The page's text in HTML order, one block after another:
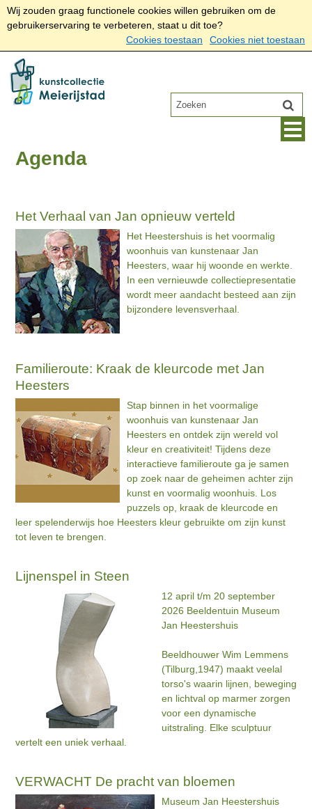
Wij zouden graag functionele cookies willen gebruiken om de
gebruikerservaring te verbeteren, staat u dit toe?
Cookies toestaan
Cookies niet toestaan
Agenda
Het Verhaal van Jan opnieuw verteld
Het Heestershuis is het voormalig
woonhuis van kunstenaar Jan
Heesters, waar hij woonde en werkte.
In een vernieuwde collectiepresentatie
wordt meer aandacht besteed aan zijn
bijzondere levensverhaal.
Familieroute: Kraak de kleurcode met Jan
Heesters
Stap binnen in het voormalige
woonhuis van kunstenaar Jan
Heesters en ontdek zijn wereld vol
kleur en creativiteit! Tijdens deze
interactieve familieroute ga je samen
op zoek naar de geheimen achter zijn
kunst en voormalig woonhuis. Los
puzzels op, kraak de kleurcode en
leer spelenderwijs hoe Heesters kleur gebruikte om zijn kunst
tot leven te brengen.
Lijnenspel in Steen
12 april t/m 20 september
2026 Beeldentuin Museum
Jan Heestershuis
Beeldhouwer Wim Lemmens
(Tilburg,1947) maakt veelal
torso's waarin lijnen, beweging
en lichtval op marmer zorgen
voor een dynamische
uitstraling. Elke sculptuur
vertelt een uniek verhaal.
VERWACHT De pracht van bloemen
Museum Jan Heestershuis